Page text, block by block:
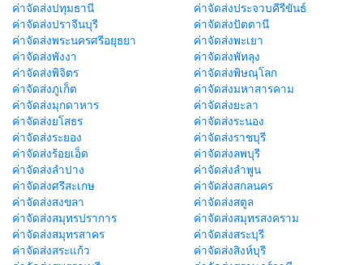
ค่าจัดส่งปทุมธานี
ค่าจัดส่งประจวบคีรีขันธ์
ค่าจัดส่งปราจีนบุรี
ค่าจัดส่งปัตตานี
ค่าจัดส่งพระนครศรีอยุธยา
ค่าจัดส่งพะเยา
ค่าจัดส่งพังงา
ค่าจัดส่งพัทลุง
ค่าจัดส่งพิจิตร
ค่าจัดส่งพิษณุโลก
ค่าจัดส่งภูเก็ต
ค่าจัดส่งมหาสารคาม
ค่าจัดส่งมุกดาหาร
ค่าจัดส่งยะลา
ค่าจัดส่งยโสธร
ค่าจัดส่งระนอง
ค่าจัดส่งระยอง
ค่าจัดส่งราชบุรี
ค่าจัดส่งร้อยเอ็ด
ค่าจัดส่งลพบุรี
ค่าจัดส่งลำปาง
ค่าจัดส่งลำพูน
ค่าจัดส่งศรีสะเกษ
ค่าจัดส่งสกลนคร
ค่าจัดส่งสงขลา
ค่าจัดส่งสตูล
ค่าจัดส่งสมุทรปราการ
ค่าจัดส่งสมุทรสงคราม
ค่าจัดส่งสมุทรสาคร
ค่าจัดส่งสระบุรี
ค่าจัดส่งสระแก้ว
ค่าจัดส่งสิงห์บุรี